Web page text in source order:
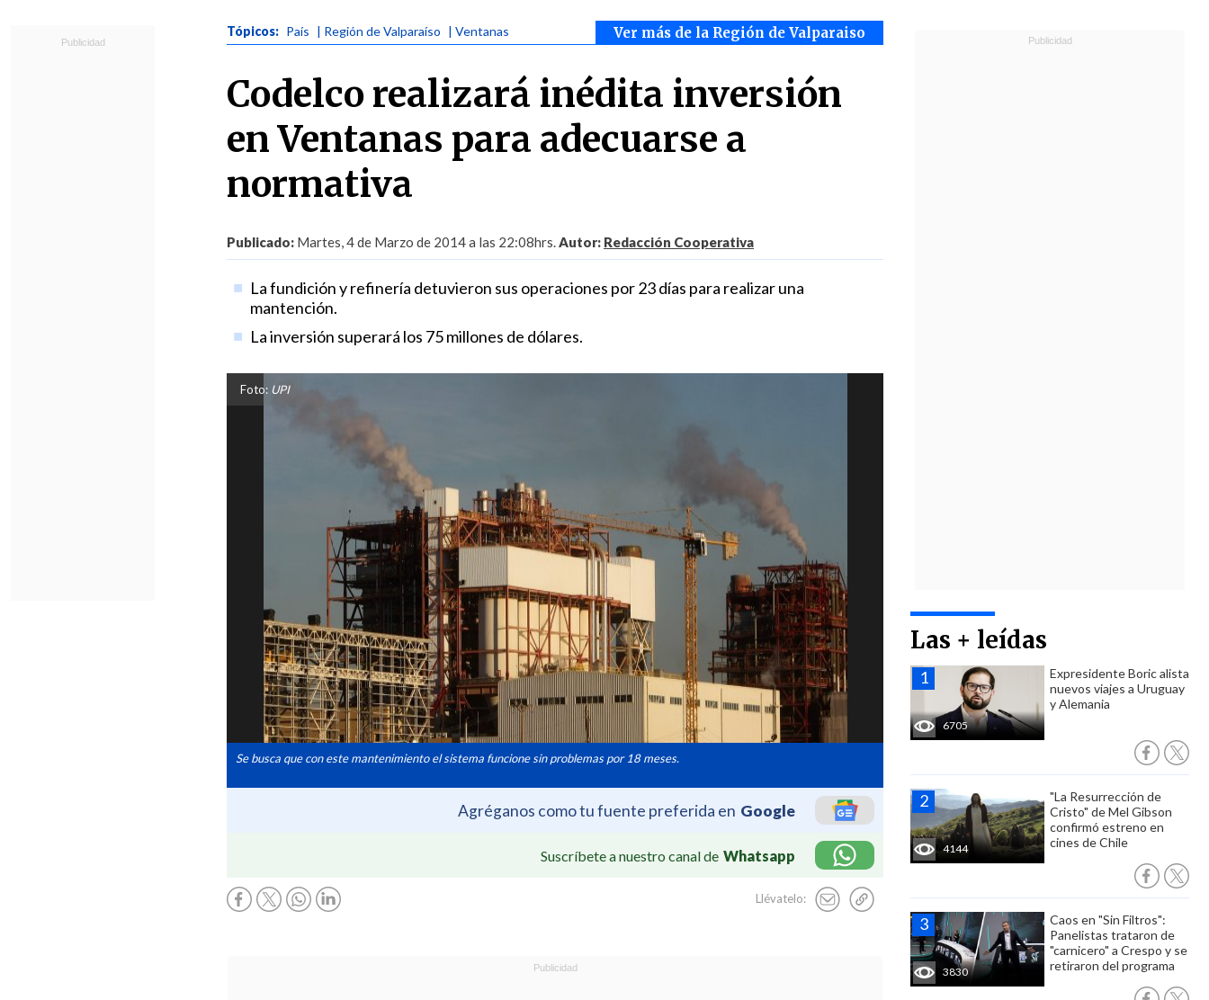
Ver más de la Región de Valparaiso
Tópicos: País | Región de Valparaíso | Ventanas
Codelco realizará inédita inversión
en Ventanas para adecuarse a
normativa
Publicado: Martes, 4 de Marzo de 2014 a las 22:08hrs.Autor: Redacción Cooperativa
La fundición y refinería detuvieron sus operaciones por 23 días para realizar una
mantención.
La inversión superará los 75 millones de dólares.
Foto: UPI
Se busca que con este mantenimiento el sistema funcione sin problemas por 18 meses.
Agréganos como tu fuente preferida en Google
Suscríbete a nuestro canal de Whatsapp
Llévatelo:
Las + leídas
6705
Expresidente Boric alista
nuevos viajes a Uruguay
y Alemania
4144
"La Resurrección de
Cristo" de Mel Gibson
confirmó estreno en
cines de Chile
3830
Caos en "Sin Filtros":
Panelistas trataron de
"carnicero" a Crespo y se
retiraron del programa